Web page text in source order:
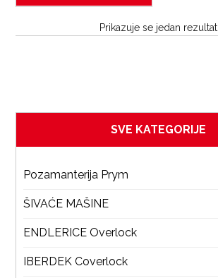
Prikazuje se jedan rezultat
SVE KATEGORIJE
Pozamanterija Prym
ŠIVAĆE MAŠINE
ENDLERICE Overlock
IBERDEK Coverlock